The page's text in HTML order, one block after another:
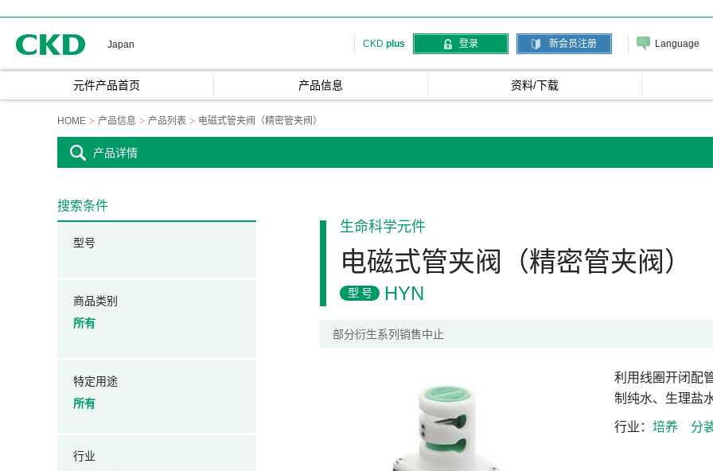
Japan CKD plus 登录 新会员注册 Language
元件产品首页 产品信息 资料/下载
HOME 产品信息 产品列表 电磁式管夹阀（精密管夹阀）
产品详情
生命科学元件
电磁式管夹阀（精密管夹阀）
型号 HYN
部分衍生系列销售中止
利用线圈开闭配
制纯水、生理盐
行业 培养 分
搜索条件
型号
商品类别
所有
特定用途
所有
行业